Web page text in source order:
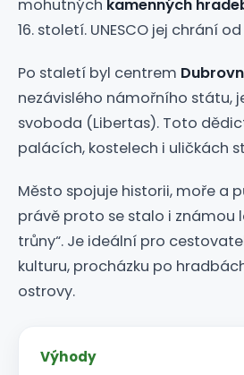
mohutných kamenných
16. století. UNESCO jej chrání od
Po staletí byl centrem
nezávislého námořního státu,
svoboda (Libertas). Toto
palácích, kostelech i uličkách
Město spojuje historii, moře a
právě proto se stalo i známou
trůny“. Je ideální pro
kulturu, procházku po
ostrovy.
Výhody